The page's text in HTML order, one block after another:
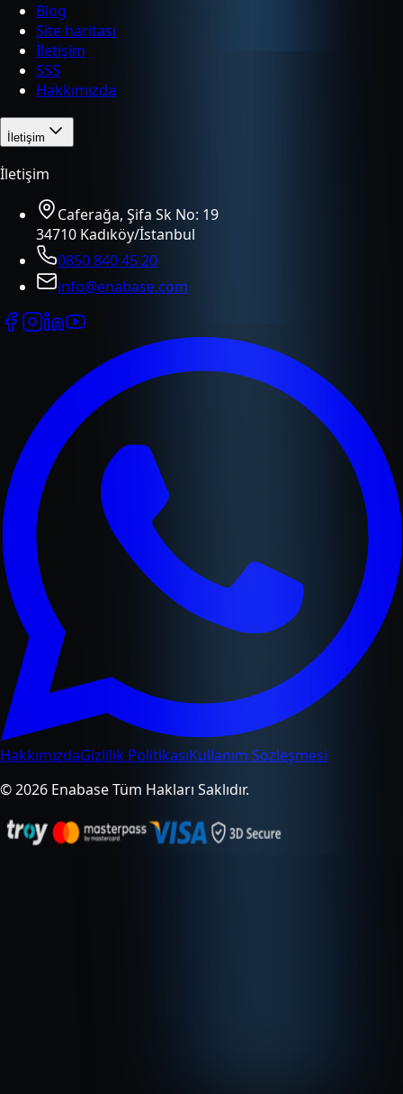
Blog
Site haritası
İletişim
SSS
Hakkımızda
İletişim
İletişim
Caferağa, Şifa Sk No: 19
34710 Kadıköy/İstanbul
0850 840 45 20
info@enabase.com
HakkımızdaGizlilik PolitikasıKullanım Sözleşmesi
© 2026 Enabase Tüm Hakları Saklıdır.